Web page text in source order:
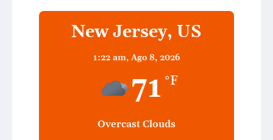
New Jersey, US
1:22 am, Ago 8, 2026
71 °F
Overcast Clouds